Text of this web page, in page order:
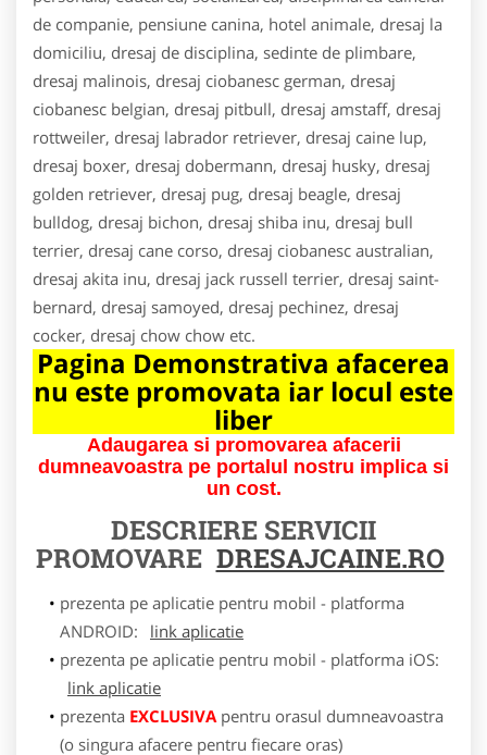
de companie, pensiune canina, hotel animale, dresaj la
domiciliu, dresaj de disciplina, sedinte de plimbare,
dresaj malinois, dresaj ciobanesc german, dresaj
ciobanesc belgian, dresaj pitbull, dresaj amstaff, dresaj
rottweiler, dresaj labrador retriever, dresaj caine lup,
dresaj boxer, dresaj dobermann, dresaj husky, dresaj
golden retriever, dresaj pug, dresaj beagle, dresaj
bulldog, dresaj bichon, dresaj shiba inu, dresaj bull
terrier, dresaj cane corso, dresaj ciobanesc australian,
dresaj akita inu, dresaj jack russell terrier, dresaj saint-
bernard, dresaj samoyed, dresaj pechinez, dresaj
cocker, dresaj chow chow etc.
Pagina Demonstrativa afacerea
nu este promovata iar locul este
liber
Adaugarea si promovarea afacerii
dumneavoastra pe portalul nostru implica si
un cost.
DESCRIERE SERVICII
PROMOVARE DRESAJCAINE.RO
prezenta pe aplicatie pentru mobil - platforma
ANDROID:
link aplicatie
prezenta pe aplicatie pentru mobil - platforma iOS:
link aplicatie
prezenta EXCLUSIVApentru orasul dumneavoastra
(o singura afacere pentru fiecare oras)